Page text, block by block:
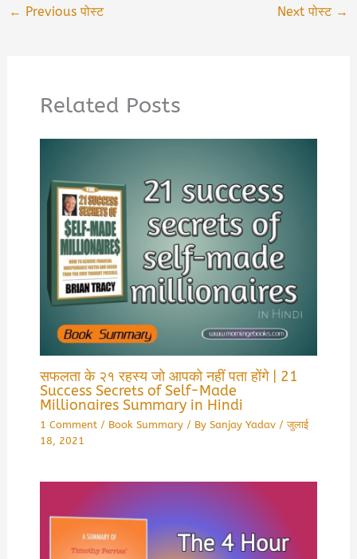
← Previous पोस्ट Next पोस्ट →
Related Posts
सफलता के २१ रहस्य जो आपको नहीं पता होंगे | 21
Success Secrets of Self-Made
Millionaires Summary in Hindi
1 Comment / Book Summary/ By Sanjay Yadav /जुलाई
18, 2021